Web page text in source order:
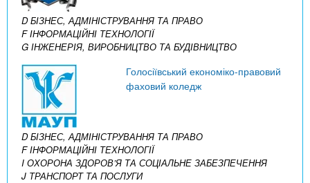
D БІЗНЕС, АДМІНІСТРУВАННЯ ТА ПРАВО
F ІНФОРМАЦІЙНІ ТЕХНОЛОГІЇ
G ІНЖЕНЕРІЯ, ВИРОБНИЦТВО ТА БУДІВНИЦТВО
Голосіївський економіко-правовий
фаховий коледж
D БІЗНЕС, АДМІНІСТРУВАННЯ ТА ПРАВО
F ІНФОРМАЦІЙНІ ТЕХНОЛОГІЇ
I ОХОРОНА ЗДОРОВ’Я ТА СОЦІАЛЬНЕ ЗАБЕЗПЕЧЕННЯ
J ТРАНСПОРТ ТА ПОСЛУГИ